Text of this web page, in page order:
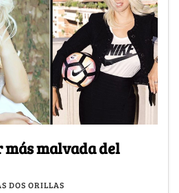
más malvada del
DOS ORILLAS